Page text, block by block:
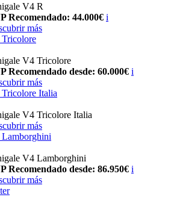
V4 R
Recomendado: 44.000€ i
más
V4 Tricolore
Recomendado desde: 60.000€ i
más
Italia
V4 Tricolore Italia
más
V4 Lamborghini
Recomendado desde: 86.950€ i
más